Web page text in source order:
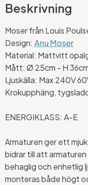
Beskrivning
Moser från Louis
Design: Anu Moser
Material: Mattvitt
Mått: Ø 25cm - H
Ljuskälla: Max 240V
Krokupphäng,
ENERGIKLASS: A-E
Armaturen ger ett
bidrar till att
behaglig och enhetlig
monteras både högt